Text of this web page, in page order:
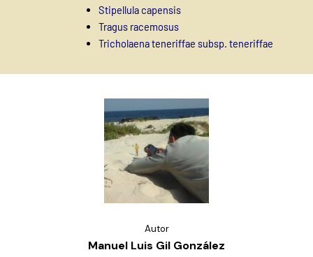
Stipellula capensis
Tragus racemosus
Tricholaena teneriffae subsp. teneriffae
Autor
Manuel Luis Gil González